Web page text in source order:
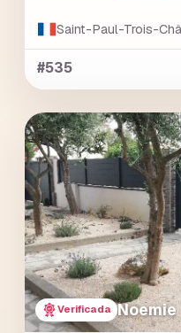
Saint-Paul-Trois-
#535
Verificada Noemie